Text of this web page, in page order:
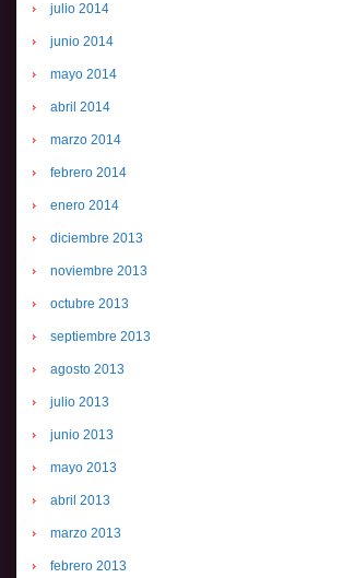
julio 2014
junio 2014
mayo 2014
abril 2014
marzo 2014
febrero 2014
enero 2014
diciembre 2013
noviembre 2013
octubre 2013
septiembre 2013
agosto 2013
julio 2013
junio 2013
mayo 2013
abril 2013
marzo 2013
febrero 2013